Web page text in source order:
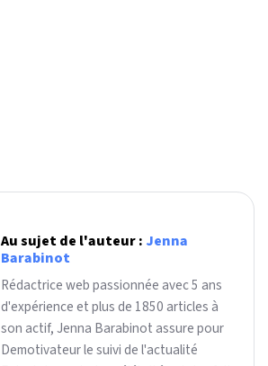
Au sujet de l'auteur : Jenna
Barabinot
Rédactrice web passionnée avec 5 ans
d'expérience et plus de 1850 articles à
son actif, Jenna Barabinot assure pour
Demotivateur le suivi de l'actualité